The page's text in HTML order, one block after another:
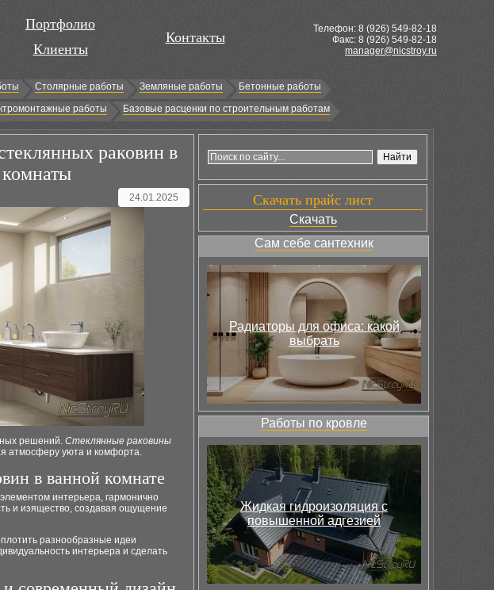
Портфолио
Клиенты
Контакты
Телефон: 8 (926) 549-82-18
Факс: 8 (926) 549-82-18
manager@nicstroy.ru
Столярные работы Земляные работы
Бетонные работы
работы Базовые расценки по строительным работам
раковин в
24.01.2025
решений. Стеклянные раковины
атмосферу уюта и комфорта.
в ванной комнате
интерьера, гармонично
и изящество, создавая ощущение
разнообразные идеи
интерьера и сделать
Скачать прайс лист
Скачать
Сам себе сантехник
Радиаторы для офиса: какой
выбрать
Работы по кровле
Жидкая гидроизоляция с
повышенной адгезией